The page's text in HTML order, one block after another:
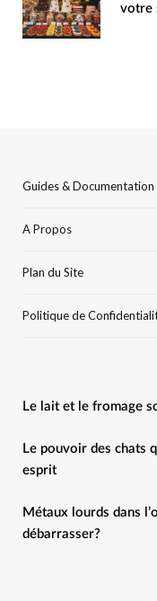
votre
Guides & Documentation
A Propos
Plan du Site
Politique de
Le lait et le fromage
Le pouvoir des chats
esprit
Métaux lourds dans
débarrasser?